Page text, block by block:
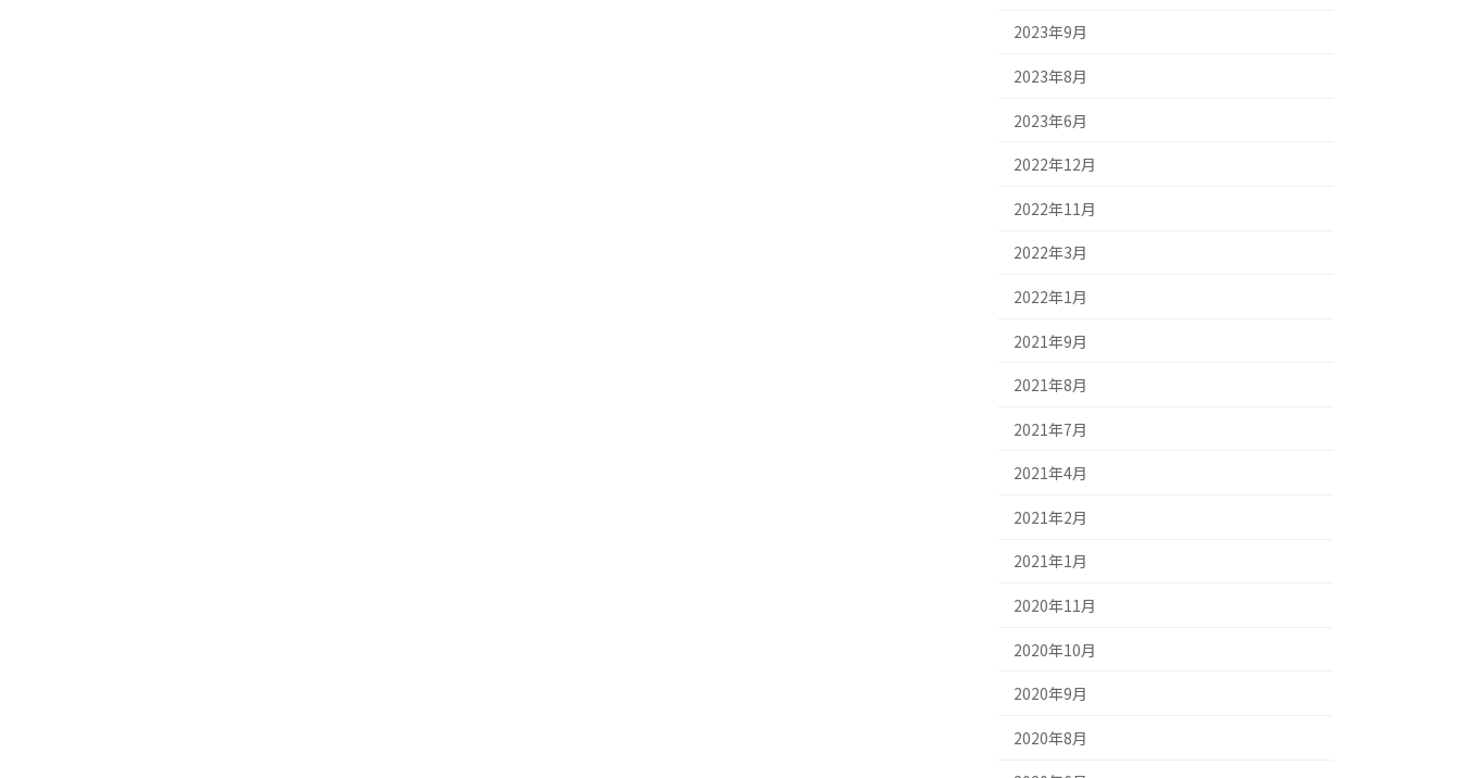
2023年9月
2023年8月
2023年6月
2022年12月
2022年11月
2022年3月
2022年1月
2021年9月
2021年8月
2021年7月
2021年4月
2021年2月
2021年1月
2020年11月
2020年10月
2020年9月
2020年8月